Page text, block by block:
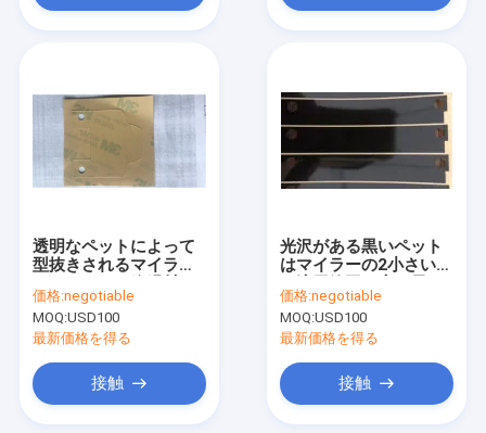
透明なペットによって
型抜きされるマイラー
E93687 D17 D32.2
価格:negotiable
MOQ:USD100
最新価格を得る
接触
光沢がある黒いペット
はマイラーの2小さい穴
ストリップを薄く型抜
きした
価格:negotiable
MOQ:USD100
最新価格を得る
接触